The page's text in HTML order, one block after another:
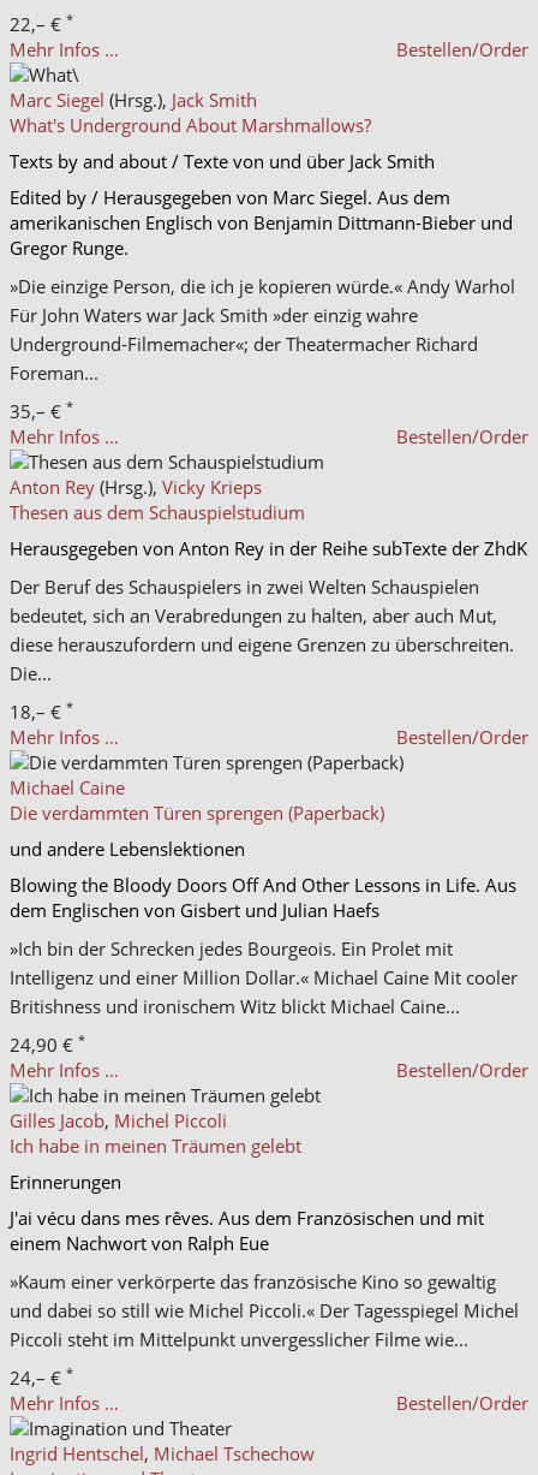
22,– € *
Mehr Infos … Bestellen/Order
Marc Siegel (Hrsg.), Jack Smith
What's Underground About Marshmallows?
Texts by and about / Texte von und über Jack Smith
Edited by / Herausgegeben von Marc Siegel. Aus dem
amerikanischen Englisch von Benjamin Dittmann-Bieber und
Gregor Runge.
»Die einzige Person, die ich je kopieren würde.« Andy Warhol
Für John Waters war Jack Smith »der einzig wahre
Underground-Filmemacher«; der Theatermacher Richard
Foreman...
35,– € *
Mehr Infos … Bestellen/Order
Anton Rey (Hrsg.), Vicky Krieps
Thesen aus dem Schauspielstudium
Herausgegeben von Anton Rey in der Reihe subTexte der ZhdK
Der Beruf des Schauspielers in zwei Welten Schauspielen
bedeutet, sich an Verabredungen zu halten, aber auch Mut,
diese herauszufordern und eigene Grenzen zu überschreiten.
Die...
18,– € *
Mehr Infos … Bestellen/Order
Michael Caine
Die verdammten Türen sprengen (Paperback)
und andere Lebenslektionen
Blowing the Bloody Doors Off And Other Lessons in Life. Aus
dem Englischen von Gisbert und Julian Haefs
»Ich bin der Schrecken jedes Bourgeois. Ein Prolet mit
Intelligenz und einer Million Dollar.« Michael Caine Mit cooler
Britishness und ironischem Witz blickt Michael Caine...
24,90 € *
Mehr Infos … Bestellen/Order
Gilles Jacob, Michel Piccoli
Ich habe in meinen Träumen gelebt
Erinnerungen
J'ai vécu dans mes rêves. Aus dem Französischen und mit
einem Nachwort von Ralph Eue
»Kaum einer verkörperte das französische Kino so gewaltig
und dabei so still wie Michel Piccoli.« Der Tagesspiegel Michel
Piccoli steht im Mittelpunkt unvergesslicher Filme wie...
24,– € *
Mehr Infos … Bestellen/Order
Ingrid Hentschel, Michael Tschechow